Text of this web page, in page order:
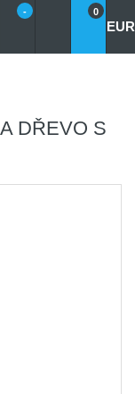
- 0
EUR
DŘEVO S